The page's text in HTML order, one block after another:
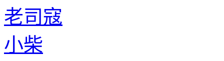
老司寇
小柴